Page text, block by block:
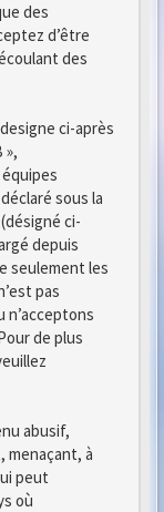
des
d’être
des
ci-après
»,
sous la
(désigné ci-
depuis
seulement les
pas
n’acceptons
de plus
abusif,
menaçant, à
peut
où